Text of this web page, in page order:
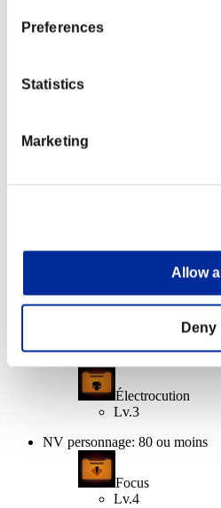
Preferences
Statistics
Marketing
Allow all
Deny
NV personnage: 100 ou moins
Électrocution
Lv.3
NV personnage: 80 ou moins
Focus
Lv.4